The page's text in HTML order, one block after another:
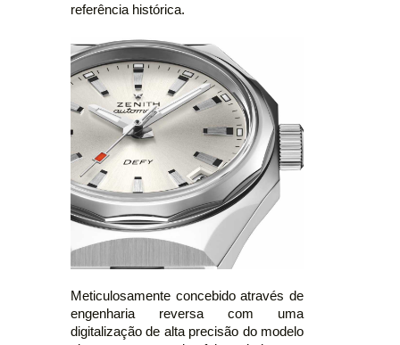
referência histórica.
Meticulosamente concebido através de
engenharia reversa com uma
digitalização de alta precisão do modelo